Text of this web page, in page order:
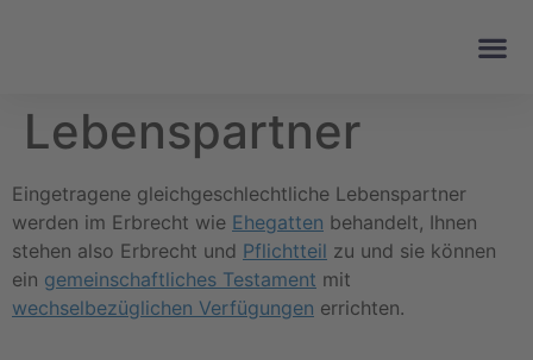
Lebenspartner
Eingetragene gleichgeschlechtliche Lebenspartner
werden im Erbrecht wie Ehegatten behandelt, Ihnen
stehen also Erbrecht und Pflichtteil zu und sie können
ein gemeinschaftliches Testament mit
wechselbezüglichen Verfügungen errichten.